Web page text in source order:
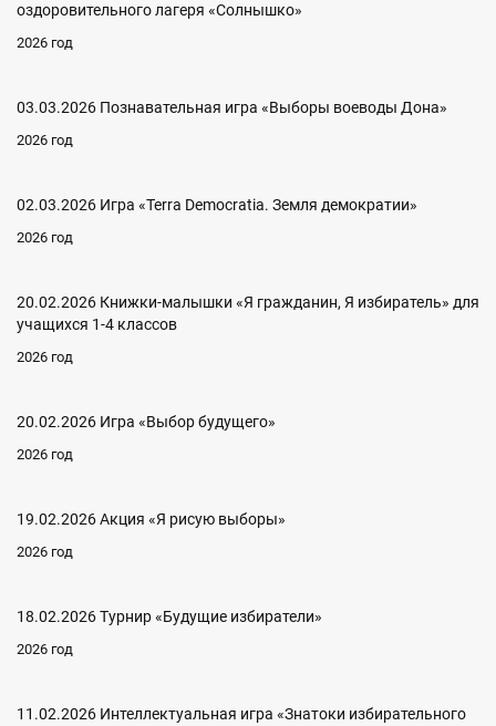
оздоровительного лагеря «Солнышко»
2026 год
03.03.2026 Познавательная игра «Выборы воеводы Дона»
2026 год
02.03.2026 Игра «Terra Democratia. Земля демократии»
2026 год
20.02.2026 Книжки-малышки «Я гражданин, Я избиратель» для
учащихся 1-4 классов
2026 год
20.02.2026 Игра «Выбор будущего»
2026 год
19.02.2026 Акция «Я рисую выборы»
2026 год
18.02.2026 Турнир «Будущие избиратели»
2026 год
11.02.2026 Интеллектуальная игра «Знатоки избирательного